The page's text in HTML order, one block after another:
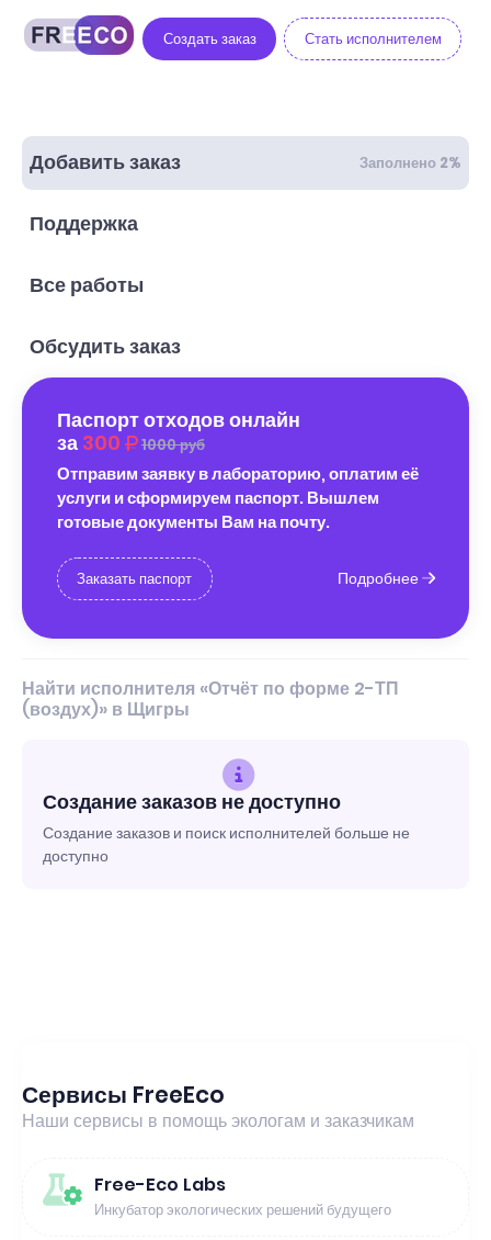
Создать заказ Стать исполнителем
Добавить заказ Заполнено 2%
Поддержка
Все работы
Обсудить заказ
Паспорт отходов онлайн
за 300 1000 руб
Отправим заявку в лабораторию, оплатим её
услуги и сформируем паспорт. Вышлем
готовые документы Вам на почту.
Заказать паспорт Подробнее
Найти исполнителя «Отчёт по форме 2-ТП
(воздух)» в Щигры
Создание заказов не доступно
Создание заказов и поиск исполнителей больше не
доступно
Сервисы FreeEco
Наши сервисы в помощь экологам и заказчикам
Free-Eco Labs
Инкубатор экологических решений будущего